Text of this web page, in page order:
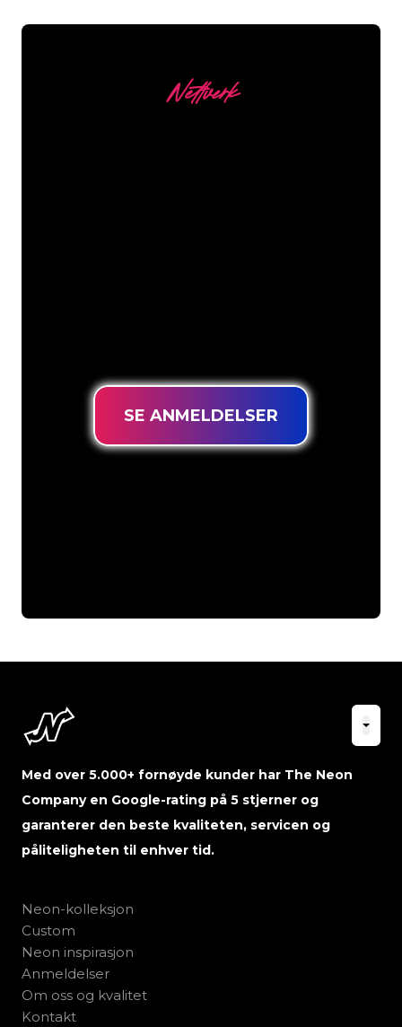
Nettverk
SE ANMELDELSER
Med over 5.000+ fornøyde kunder har The Neon
Company en Google-rating på 5 stjerner og
garanterer den beste kvaliteten, servicen og
påliteligheten til enhver tid.
Neon-kolleksjon
Custom
Neon inspirasjon
Anmeldelser
Om oss og kvalitet
Kontakt